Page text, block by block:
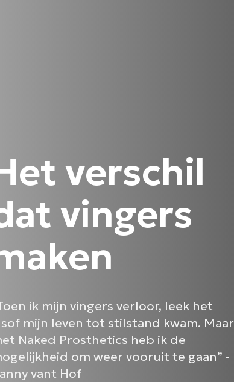
verschil
vingers
ik mijn vingers verloor, leek het
mijn leven tot stilstand kwam. Maar
Naked Prosthetics heb ik de
om weer vooruit te gaan” -
vant Hof